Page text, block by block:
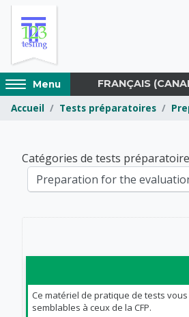
Passer au contenu principal
Access
hidden
sidebar
Menu FRANÇAIS
Accueil Tests préparatoires
1-2-3testing
Catégories de tests
Ce matériel de pratique de tests
semblables à ceux de la CFP.